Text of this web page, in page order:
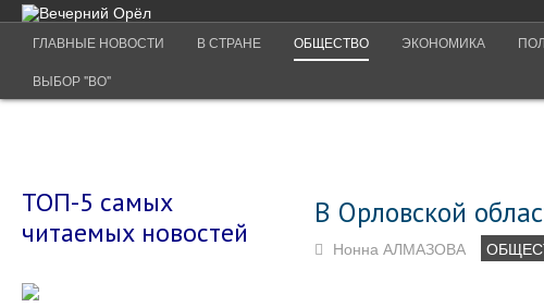
ГЛАВНЫЕ НОВОСТИ В СТРАНЕ ОБЩЕСТВО ЭКОНОМИКА
ВЫБОР "ВО"
В Орловской
Нонна АЛМАЗОВА
ТОП-5 самых
читаемых новостей